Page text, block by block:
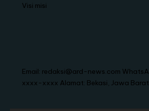
Visi misi
Email: redaksi@ard-news.com
xxxx-xxxx Alamat: Bekasi, Jawa Barat